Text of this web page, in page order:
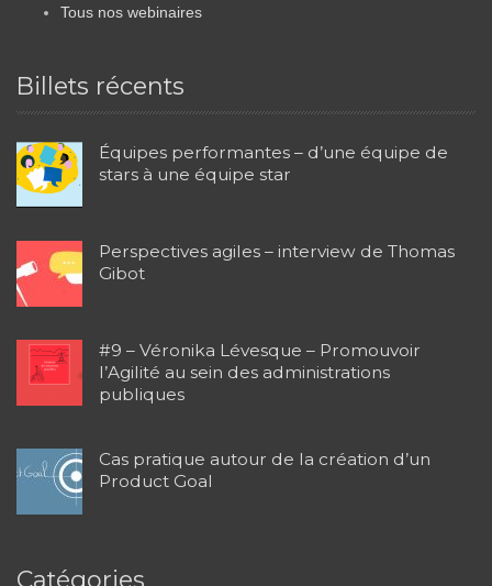
Tous nos webinaires
Billets récents
Équipes performantes – d’une équipe de
stars à une équipe star
Perspectives agiles – interview de Thomas
Gibot
#9 – Véronika Lévesque – Promouvoir
l’Agilité au sein des administrations
publiques
Cas pratique autour de la création d’un
Product Goal
Catégories